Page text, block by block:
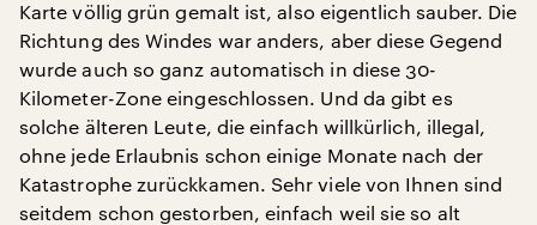
Karte völlig grün gemalt ist, also eigentlich sauber. Die
Richtung des Windes war anders, aber diese Gegend
wurde auch so ganz automatisch in diese 30-
Kilometer-Zone eingeschlossen. Und da gibt es
solche älteren Leute, die einfach willkürlich, illegal,
ohne jede Erlaubnis schon einige Monate nach der
Katastrophe zurückkamen. Sehr viele von Ihnen sind
seitdem schon gestorben, einfach weil sie so alt